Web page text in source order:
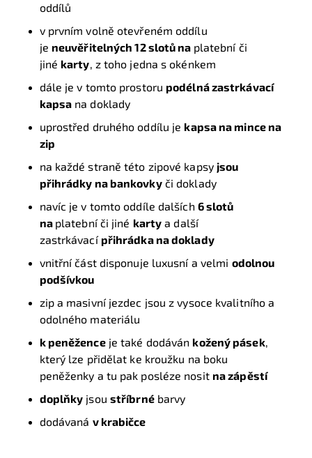
oddílů
v prvním volně otevřeném oddílu
je neuvěřitelných 12 slotů na platební či
jiné karty, z toho jedna s okénkem
dále je v tomto prostoru podélná zastrkávací
kapsa na doklady
uprostřed druhého oddílu je kapsa na mince na
zip
na každé straně této zipové kapsy jsou
přihrádky na bankovkyči doklady
navíc je v tomto oddíle dalších 6 slotů
na platební či jiné karty a další
zastrkávací přihrádka na doklady
vnitřní část disponuje luxusní a velmi odolnou
podšívkou
zip a masivní jezdec jsou z vysoce kvalitního a
odolného materiálu
k peněženceje také dodáván kožený pásek,
který lze přidělat ke kroužku na boku
peněženky a tu pak posléze nosit na zápěstí
doplňky jsou stříbrnébarvy
dodávaná v krabičce